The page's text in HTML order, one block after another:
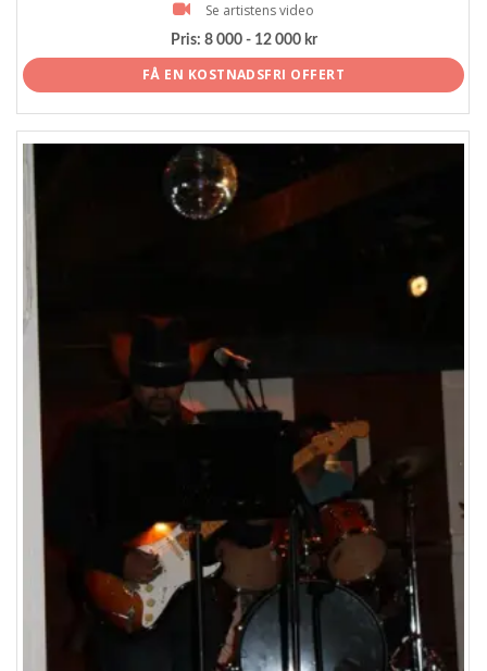
Se artistens video
Pris: 8 000 - 12 000 kr
FÅ EN KOSTNADSFRI OFFERT